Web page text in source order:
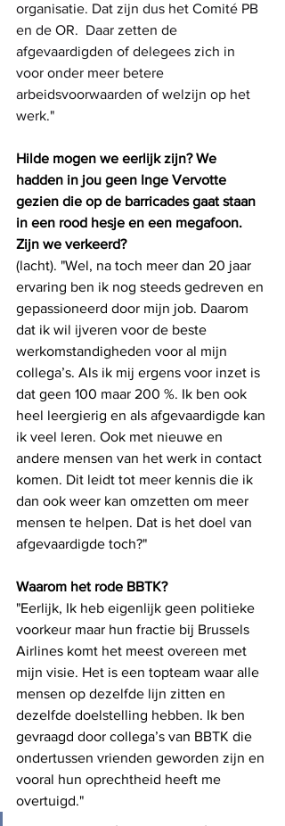
organisatie. Dat zijn dus het Comité PB
en de OR.  Daar zetten de
afgevaardigden of delegees zich in
voor onder meer betere
arbeidsvoorwaarden of welzijn op het
werk."
Hilde mogen we eerlijk zijn? We
hadden in jou geen Inge Vervotte
gezien die op de barricades gaat staan
in een rood hesje en een megafoon.
Zijn we verkeerd?
(lacht). "Wel, na toch meer dan 20 jaar
ervaring ben ik nog steeds gedreven en
gepassioneerd door mijn job. Daarom
dat ik wil ijveren voor de beste
werkomstandigheden voor al mijn
collega’s. Als ik mij ergens voor inzet is
dat geen 100 maar 200 %. Ik ben ook
heel leergierig en als afgevaardigde kan
ik veel leren. Ook met nieuwe en
andere mensen van het werk in contact
komen. Dit leidt tot meer kennis die ik
dan ook weer kan omzetten om meer
mensen te helpen. Dat is het doel van
afgevaardigde toch?"
Waarom het rode BBTK?
"Eerlijk, Ik heb eigenlijk geen politieke
voorkeur maar hun fractie bij Brussels
Airlines komt het meest overeen met
mijn visie. Het is een topteam waar alle
mensen op dezelfde lijn zitten en
dezelfde doelstelling hebben. Ik ben
gevraagd door collega’s van BBTK die
ondertussen vrienden geworden zijn en
vooral hun oprechtheid heeft me
overtuigd."